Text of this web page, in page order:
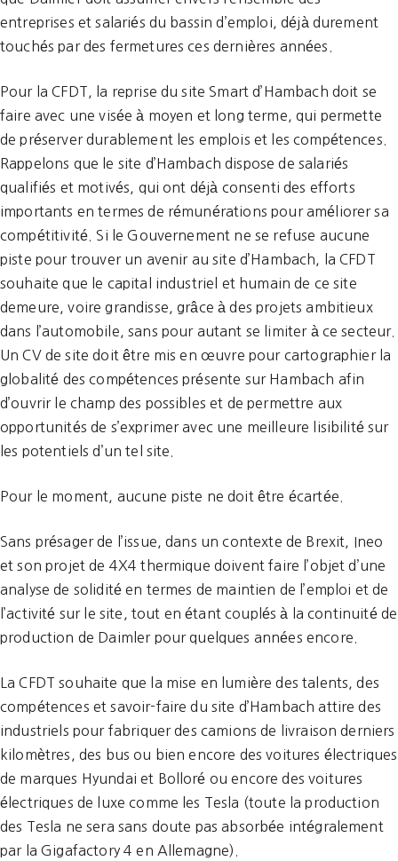
entreprises et salariés du bassin d’emploi, déjà durement
touchés par des fermetures ces dernières années.
Pour la CFDT, la reprise du site Smart d’Hambach doit se
faire avec une visée à moyen et long terme, qui permette
de préserver durablement les emplois et les compétences.
Rappelons que le site d’Hambach dispose de salariés
qualifiés et motivés, qui ont déjà consenti des efforts
importants en termes de rémunérations pour améliorer sa
compétitivité. Si le Gouvernement ne se refuse aucune
piste pour trouver un avenir au site d’Hambach, la CFDT
souhaite que le capital industriel et humain de ce site
demeure, voire grandisse, grâce à des projets ambitieux
dans l’automobile, sans pour autant se limiter à ce secteur.
Un CV de site doit être mis en œuvre pour cartographier la
globalité des compétences présente sur Hambach afin
d’ouvrir le champ des possibles et de permettre aux
opportunités de s’exprimer avec une meilleure lisibilité sur
les potentiels d’un tel site.
Pour le moment, aucune piste ne doit être écartée.
Sans présager de l’issue, dans un contexte de Brexit, Ineo
et son projet de 4X4 thermique doivent faire l’objet d’une
analyse de solidité en termes de maintien de l’emploi et de
l’activité sur le site, tout en étant couplés à la continuité de
production de Daimler pour quelques années encore.
La CFDT souhaite que la mise en lumière des talents, des
compétences et savoir-faire du site d’Hambach attire des
industriels pour fabriquer des camions de livraison derniers
kilomètres, des bus ou bien encore des voitures électriques
de marques Hyundai et Bolloré ou encore des voitures
électriques de luxe comme les Tesla (toute la production
des Tesla ne sera sans doute pas absorbée intégralement
par la Gigafactory 4 en Allemagne).